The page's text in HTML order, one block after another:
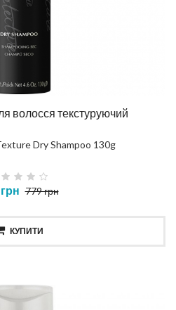
волосся текстуруючий
Dry Shampoo 130g
779 грн
КУПИТИ